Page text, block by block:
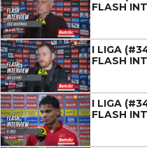
FLASH
I LIGA
FLASH
I LIGA
FLASH